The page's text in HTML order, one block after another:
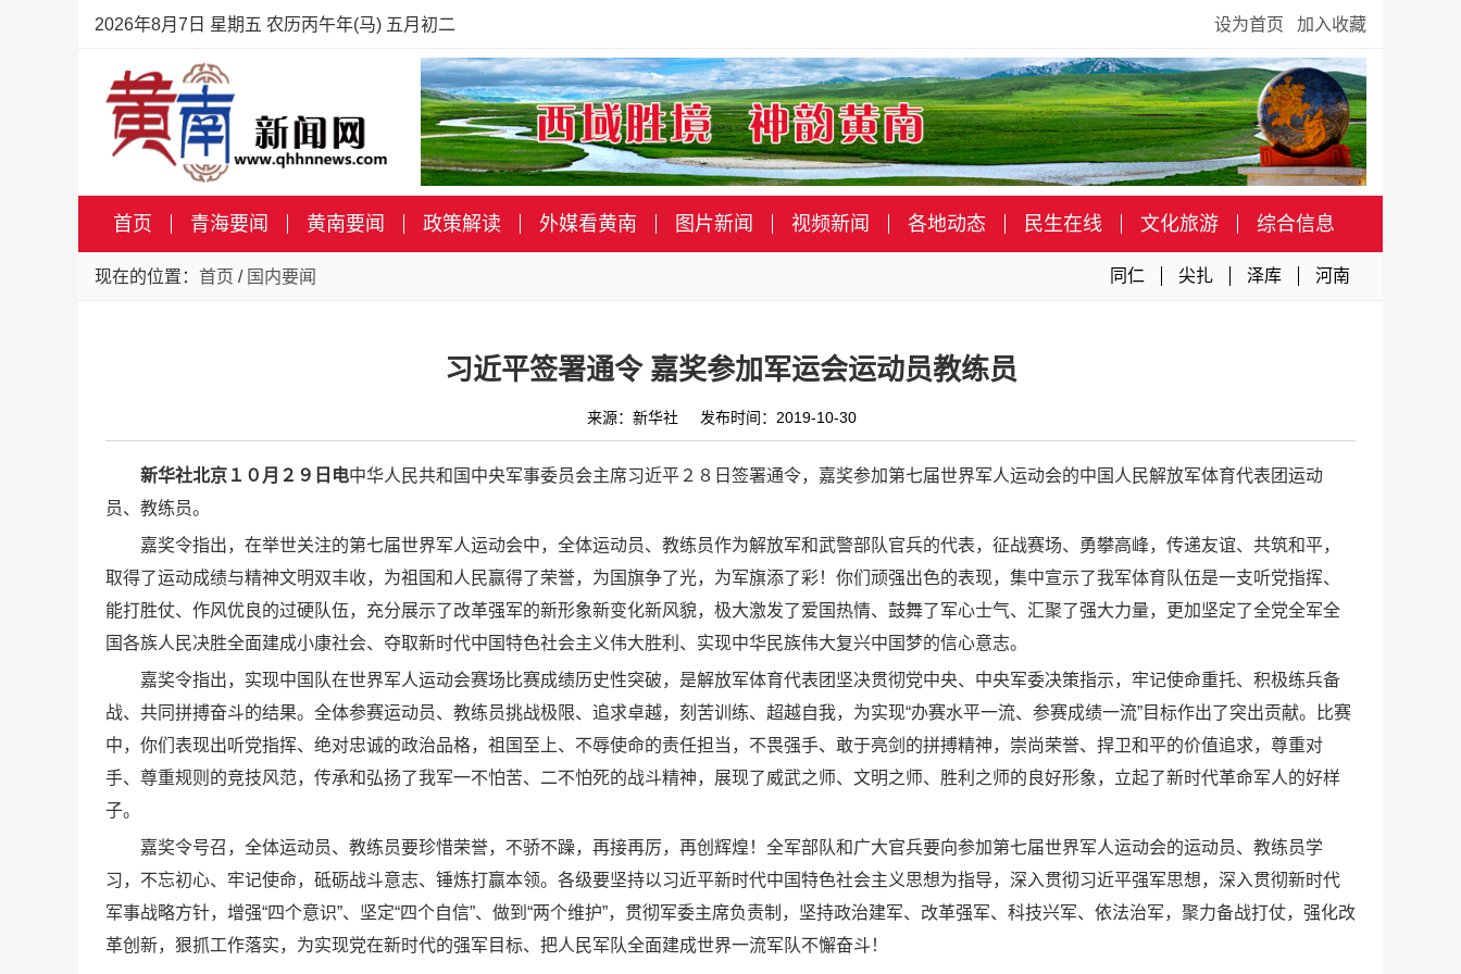
2026年8月7日 星期五 农历丙午年(马) 五月初二 设为首页 加入收藏
首页 青海要闻 黄南要闻 政策解读 外媒看黄南 图片新闻 视频新闻 各地动态 民生在线 文化旅游 综合信息
现在的位置： 首页 / 国内要闻 同仁 尖扎 泽库 河南
习近平签署通令 嘉奖参加军运会运动员教练员
来源：新华社 发布时间：2019-10-30
新华社北京１０月２９日电中华人民共和国中央军事委员会主席习近平２８日签署通令，嘉奖参加第七届世界军人运动会的中国人民解放军体育代表团运动
员、教练员。
嘉奖令指出，在举世关注的第七届世界军人运动会中，全体运动员、教练员作为解放军和武警部队官兵的代表，征战赛场、勇攀高峰，传递友谊、共筑和平，
取得了运动成绩与精神文明双丰收，为祖国和人民赢得了荣誉，为国旗争了光，为军旗添了彩！你们顽强出色的表现，集中宣示了我军体育队伍是一支听党指挥、
能打胜仗、作风优良的过硬队伍，充分展示了改革强军的新形象新变化新风貌，极大激发了爱国热情、鼓舞了军心士气、汇聚了强大力量，更加坚定了全党全军全
国各族人民决胜全面建成小康社会、夺取新时代中国特色社会主义伟大胜利、实现中华民族伟大复兴中国梦的信心意志。
嘉奖令指出，实现中国队在世界军人运动会赛场比赛成绩历史性突破，是解放军体育代表团坚决贯彻党中央、中央军委决策指示，牢记使命重托、积极练兵备
战、共同拼搏奋斗的结果。全体参赛运动员、教练员挑战极限、追求卓越，刻苦训练、超越自我，为实现“办赛水平一流、参赛成绩一流”目标作出了突出贡献。比赛
中，你们表现出听党指挥、绝对忠诚的政治品格，祖国至上、不辱使命的责任担当，不畏强手、敢于亮剑的拼搏精神，崇尚荣誉、捍卫和平的价值追求，尊重对
手、尊重规则的竞技风范，传承和弘扬了我军一不怕苦、二不怕死的战斗精神，展现了威武之师、文明之师、胜利之师的良好形象，立起了新时代革命军人的好样
子。
嘉奖令号召，全体运动员、教练员要珍惜荣誉，不骄不躁，再接再厉，再创辉煌！全军部队和广大官兵要向参加第七届世界军人运动会的运动员、教练员学
习，不忘初心、牢记使命，砥砺战斗意志、锤炼打赢本领。各级要坚持以习近平新时代中国特色社会主义思想为指导，深入贯彻习近平强军思想，深入贯彻新时代
军事战略方针，增强“四个意识”、坚定“四个自信”、做到“两个维护”，贯彻军委主席负责制，坚持政治建军、改革强军、科技兴军、依法治军，聚力备战打仗，强化改
革创新，狠抓工作落实，为实现党在新时代的强军目标、把人民军队全面建成世界一流军队不懈奋斗！